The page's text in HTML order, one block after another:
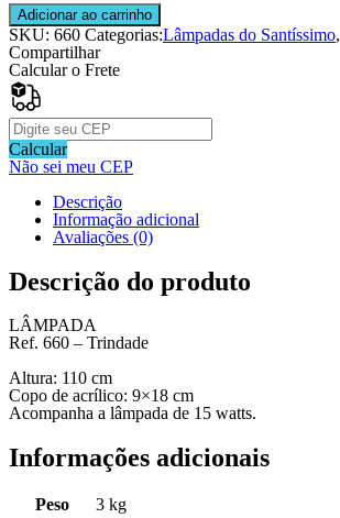
Lâmpada
do
Santíssimo
LC
Ref.660
quantidade
Adicionar ao carrinho
SKU: 660 Categorias:Lâmpadas do Santíssimo,
Compartilhar
Calcular o Frete
Calcular
Não sei meu CEP
Descrição
Informação adicional
Avaliações (0)
Descrição do produto
LÂMPADA
Ref. 660 – Trindade
Altura: 110 cm
Copo de acrílico: 9×18 cm
Acompanha a lâmpada de 15 watts.
Informações adicionais
Peso
3 kg